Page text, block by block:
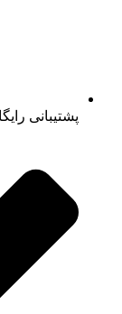
پشتیبانی